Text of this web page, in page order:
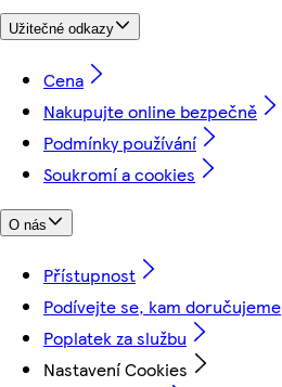
Užitečné odkazy
Cena
Nakupujte online bezpečně
Podmínky používání
Soukromí a cookies
O nás
Přístupnost
Podívejte se, kam doručujeme
Poplatek za službu
Nastavení Cookies